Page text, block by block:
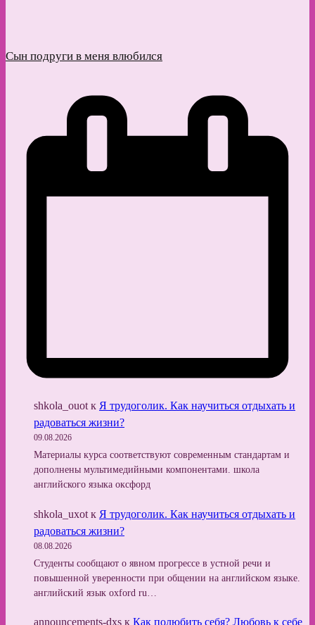
Сын подруги в меня влюбился
shkola_ouot к Я трудоголик. Как научиться отдыхать и
радоваться жизни?
09.08.2026
Материалы курса соответствуют современным стандартам и
дополнены мультимедийными компонентами. школа
английского языка оксфорд
shkola_uxot к Я трудоголик. Как научиться отдыхать и
радоваться жизни?
08.08.2026
Студенты сообщают о явном прогрессе в устной речи и
повышенной уверенности при общении на английском языке.
английский язык oxford ru…
announcements-dxs к Как полюбить себя? Любовь к себе